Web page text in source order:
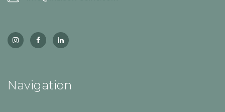
Navigation